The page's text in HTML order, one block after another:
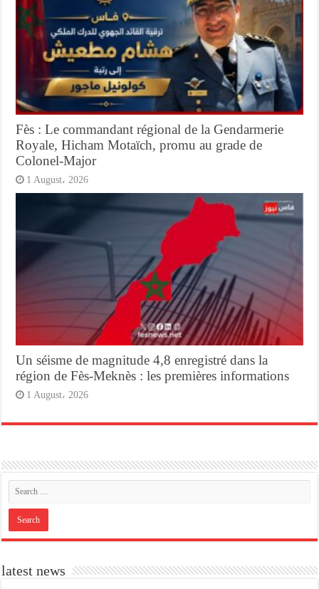
Fès : Le commandant régional de la Gendarmerie
Royale, Hicham Motaïch, promu au grade de
Colonel-Major
1 August، 2026
Un séisme de magnitude 4,8 enregistré dans la
région de Fès-Meknès : les premières informations
1 August، 2026
latest news